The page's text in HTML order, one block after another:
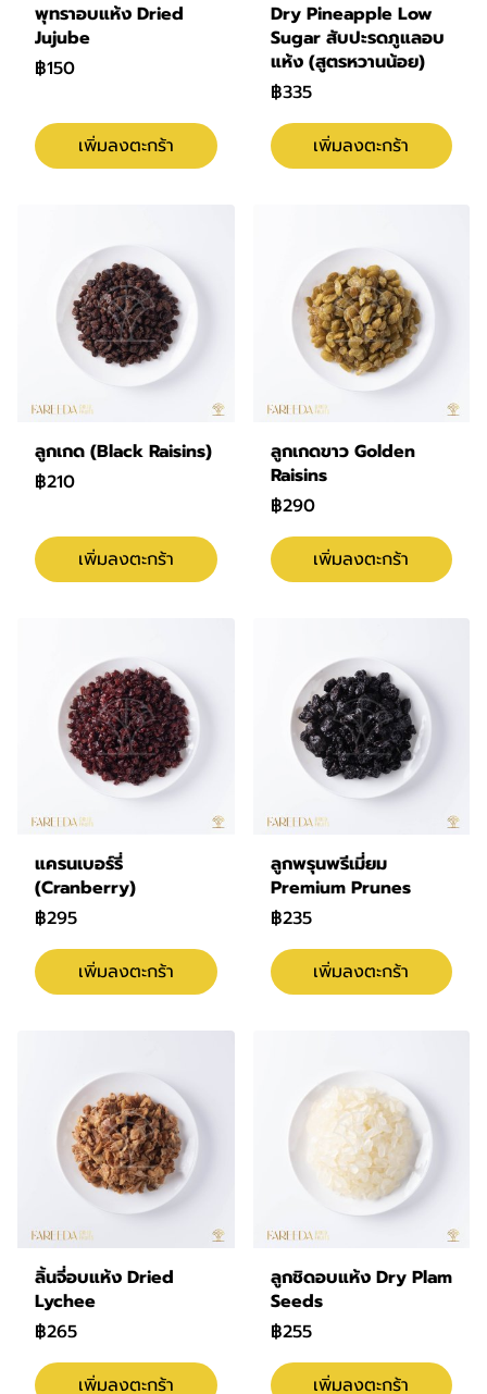
พุทราอบแห้ง Dried
Jujube
฿150
เพิ่มลงตะกร้า
Dry Pineapple Low
Sugar สับปะรดภูแลอบ
แห้ง (สูตรหวานน้อย)
฿335
เพิ่มลงตะกร้า
ลูกเกด (Black Raisins)
฿210
เพิ่มลงตะกร้า
ลูกเกดขาว Golden
Raisins
฿290
เพิ่มลงตะกร้า
แครนเบอร์รี่
(Cranberry)
฿295
เพิ่มลงตะกร้า
ลูกพรุนพรีเมี่ยม
Premium Prunes
฿235
เพิ่มลงตะกร้า
ลิ้นจี่อบแห้ง Dried
Lychee
฿265
เพิ่มลงตะกร้า
ลูกชิดอบแห้ง Dry Plam
Seeds
฿255
เพิ่มลงตะกร้า